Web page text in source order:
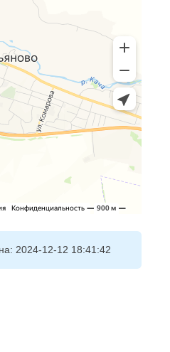
2024-12-12 18:41:42